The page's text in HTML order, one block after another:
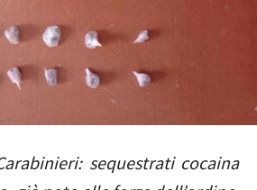
sequestrati cocaina